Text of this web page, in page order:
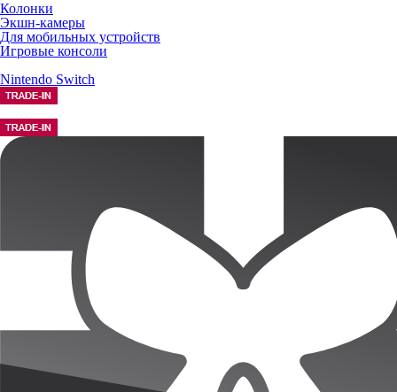
Колонки
Экшн-камеры
Для мобильных устройств
Игровые консоли
Nintendo Switch